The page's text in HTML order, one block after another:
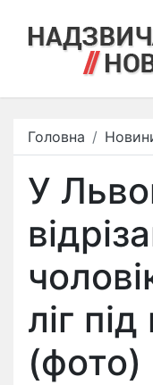
Головна
У
ліг
(фото)